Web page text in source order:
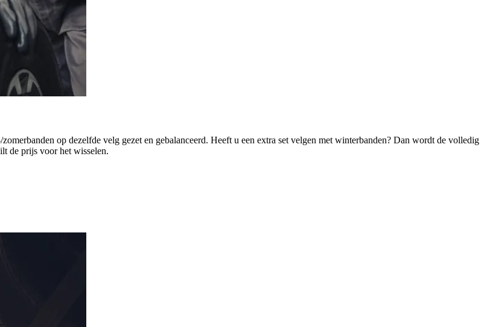
op dezelfde velg gezet en gebalanceerd. Heeft u een extra set velgen met winterbanden? Dan wordt de volledig
de prijs voor het wisselen.